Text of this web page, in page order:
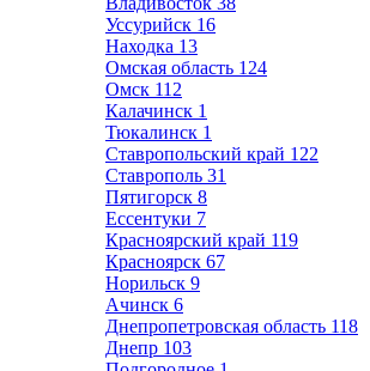
Уссурийск 16
Находка 13
Омская область 124
Омск 112
Калачинск 1
Тюкалинск 1
Ставропольский край 122
Ставрополь 31
Пятигорск 8
Ессентуки 7
Красноярский край 119
Красноярск 67
Норильск 9
Ачинск 6
Днепропетровская область 118
Днепр 103